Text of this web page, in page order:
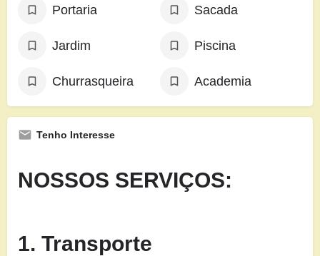
Portaria Sacada
Jardim Piscina
Churrasqueira Academia
Tenho Interesse
NOSSOS SERVIÇOS:
1. Transporte